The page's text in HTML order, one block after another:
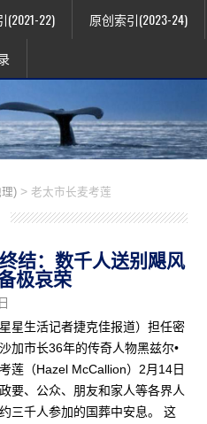
(2021-22) 原创索引(2023-24)
) > 老太市长麦考莲
结：数千人送别飓风
极哀荣
星星生活记者捷克佳报道）担任密
加市长36年的传奇人物黑兹尔•
莲（Hazel McCallion）2月14日
要、公众、朋友和家人等各界人
三千人参加的国葬中安息。 这